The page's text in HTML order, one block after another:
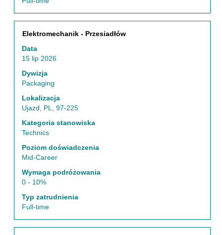
Tytuł
Elektromechanik - Przesiadłów
Data
15 lip 2026
Dywizja
Packaging
Lokalizacja
Ujazd, PL, 97-225
Kategoria stanowiska
Technics
Poziom doświadczenia
Mid-Career
Wymaga podróżowania
0 - 10%
Typ zatrudnienia
Full-time
Zaznacz
pomocą
spacji,
aby
wyświetlić
treść
danych
oferty
pracy.